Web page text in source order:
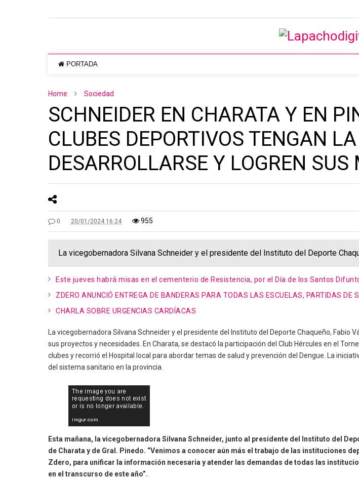
PORTADA
Home Sociedad
SCHNEIDER EN CHARATA Y EN
CLUBES DEPORTIVOS TENGAN
DESARROLLARSE Y LOGREN SUS
0 20/01/2024 16:24 955
La vicegobernadora Silvana Schneider y el presidente del Instituto del Deporte
Este jueves habrá misas en el cementerio de Resistencia, por el Día de los Santos
ZDERO ANUNCIÓ ENTREGA DE BANDERAS PARA TODAS LAS ESCUELAS, PARTIDAS DE
CHARLA SOBRE URGENCIAS CARDÍACAS
La vicegobernadora Silvana Schneider y el presidente del Instituto del Deporte Chaqueño,
sus proyectos y necesidades. En Charata, se destacó la participación del Club Hércules en el
clubes y recorrió el Hospital local para abordar temas de salud y prevención del Dengue. La
del sistema sanitario en la provincia.
Esta mañana, la vicegobernadora Silvana Schneider, junto al presidente del Instituto del
de Charata y de Gral. Pinedo. “Venimos a conocer aún más el trabajo de las instituciones
Zdero, para unificar la información necesaria y atender las demandas de todas las
en el transcurso de este año”.